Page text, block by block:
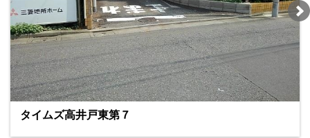
タイムズ高井戸東第７